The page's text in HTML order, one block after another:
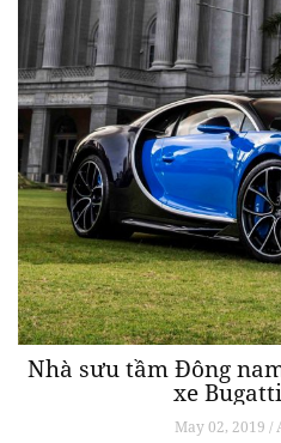
Nhà sưu tầm Đông
xe
May 02, 2019 /